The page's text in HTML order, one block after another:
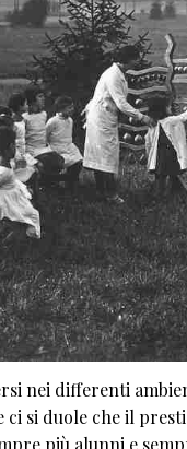
nei differenti
si duole che il
più alunni e